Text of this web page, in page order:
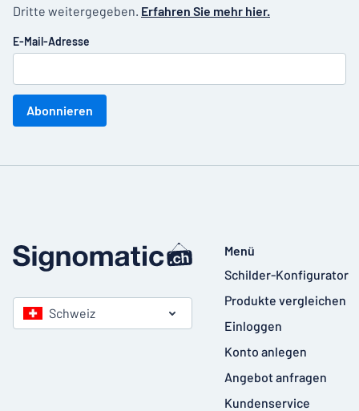
Dritte weitergegeben. Erfahren Sie mehr hier.
E-Mail-Adresse
Abonnieren
Schweiz
Menü
Schilder-Konfigurator
Produkte vergleichen
Einloggen
Konto anlegen
Angebot anfragen
Kundenservice